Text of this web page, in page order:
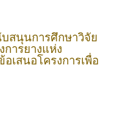
บสนุนการศึกษาวิจัย
ารยางแห่ง
เสนอโครงการเพื่อ